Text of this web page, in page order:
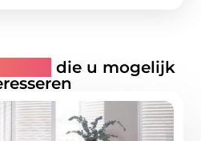
die u mogelijk